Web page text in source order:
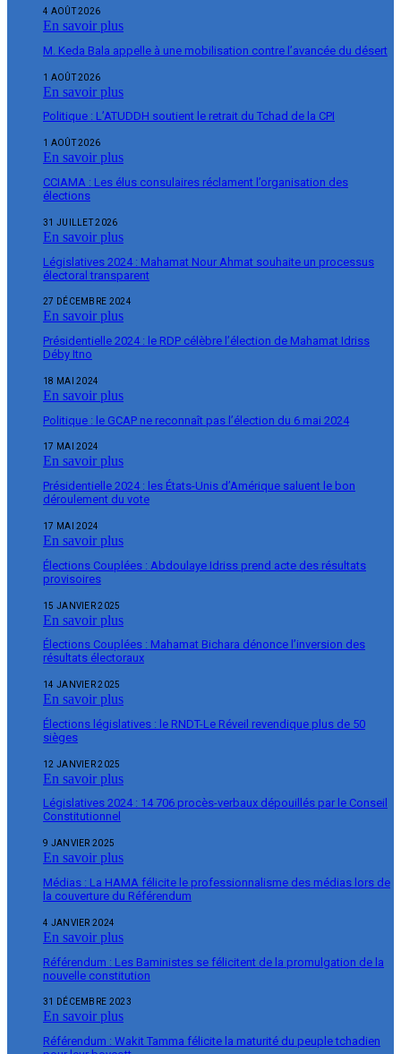
4 AOÛT 2026
En savoir plus
M. Keda Bala appelle à une mobilisation contre l’avancée du désert
1 AOÛT 2026
En savoir plus
Politique : L’ATUDDH soutient le retrait du Tchad de la CPI
1 AOÛT 2026
En savoir plus
CCIAMA : Les élus consulaires réclament l’organisation des
élections
31 JUILLET 2026
En savoir plus
Législatives 2024 : Mahamat Nour Ahmat souhaite un processus
électoral transparent
27 DÉCEMBRE 2024
En savoir plus
Présidentielle 2024 : le RDP célèbre l’élection de Mahamat Idriss
Déby Itno
18 MAI 2024
En savoir plus
Politique : le GCAP ne reconnaît pas l’élection du 6 mai 2024
17 MAI 2024
En savoir plus
Présidentielle 2024 : les États-Unis d’Amérique saluent le bon
déroulement du vote
17 MAI 2024
En savoir plus
Élections Couplées : Abdoulaye Idriss prend acte des résultats
provisoires
15 JANVIER 2025
En savoir plus
Élections Couplées : Mahamat Bichara dénonce l’inversion des
résultats électoraux
14 JANVIER 2025
En savoir plus
Élections législatives : le RNDT-Le Réveil revendique plus de 50
sièges
12 JANVIER 2025
En savoir plus
Législatives 2024 : 14 706 procès-verbaux dépouillés par le Conseil
Constitutionnel
9 JANVIER 2025
En savoir plus
Médias : La HAMA félicite le professionnalisme des médias lors de
la couverture du Référendum
4 JANVIER 2024
En savoir plus
Référendum : Les Baministes se félicitent de la promulgation de la
nouvelle constitution
31 DÉCEMBRE 2023
En savoir plus
Référendum : Wakit Tamma félicite la maturité du peuple tchadien